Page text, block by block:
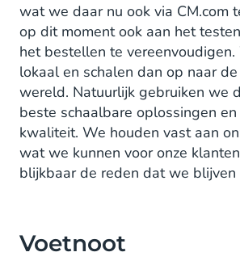
wat we daar nu ook via CM.com
op dit moment ook aan het
het bestellen te
lokaal en schalen dan op naar
wereld. Natuurlijk gebruiken we
beste schaalbare oplossingen
kwaliteit. We houden vast aan
wat we kunnen voor onze
blijkbaar de reden dat we blijven
Voetnoot